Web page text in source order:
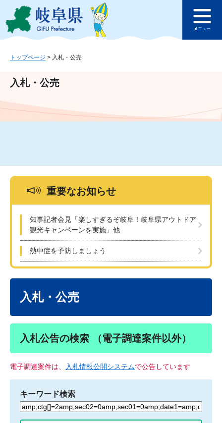
ジ
ュ
文
このページの本文へ
ュ
トップページ > 入札・公売
入札・公売
重要なお知らせ
知事記者会見「楽しすぎるぞ岐阜！岐阜県アウトドア
観光キャンペーンを実施」他
熱中症を予防しましょう
入札・公売
入札公告の検索 （電子調達案件以外）
電子調達案件は、 入札情報公開システムで公告しています
キーワード検索
検